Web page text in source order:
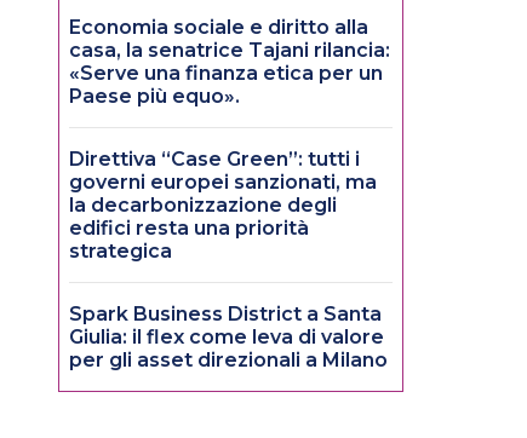
Economia sociale e diritto alla
casa, la senatrice Tajani rilancia:
«Serve una finanza etica per un
Paese più equo».
Direttiva “Case Green”: tutti i
governi europei sanzionati, ma
la decarbonizzazione degli
edifici resta una priorità
strategica
Spark Business District a Santa
Giulia: il flex come leva di valore
per gli asset direzionali a Milano